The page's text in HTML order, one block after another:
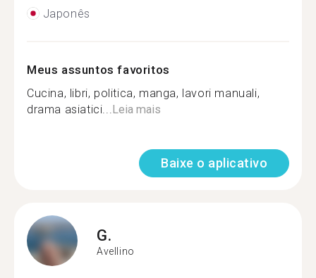
Japonês
Meus assuntos favoritos
Cucina, libri, politica, manga, lavori manuali,
drama asiatici... Leia mais
Baixe o aplicativo
G.
Avellino